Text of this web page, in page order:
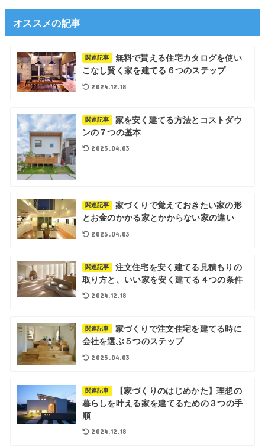
オススメの記事
関連記事
無料で貰える住宅カタログを使い
こなし賢く家を建てる６つのステップ
2024.12.18
関連記事
家を安く建てる方法とコストダウ
ンの７つの基本
2025.04.03
関連記事
家づくりで覚えておきたい家の形
とお金のかかる家とかからない家の違い
2025.04.03
関連記事
注文住宅を安く建てる見積もりの
取り方と、いい家を安く建てる４つの条件
2024.12.18
関連記事
家づくりで注文住宅を建てる時に
会社を選ぶ５つのステップ
2025.04.03
関連記事
【家づくりのはじめかた】理想の
暮らしを叶える家を建てるための３つの手
順
2024.12.18